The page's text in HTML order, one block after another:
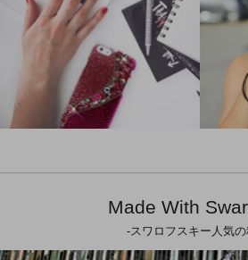
Made With
-スワロフスキー人気